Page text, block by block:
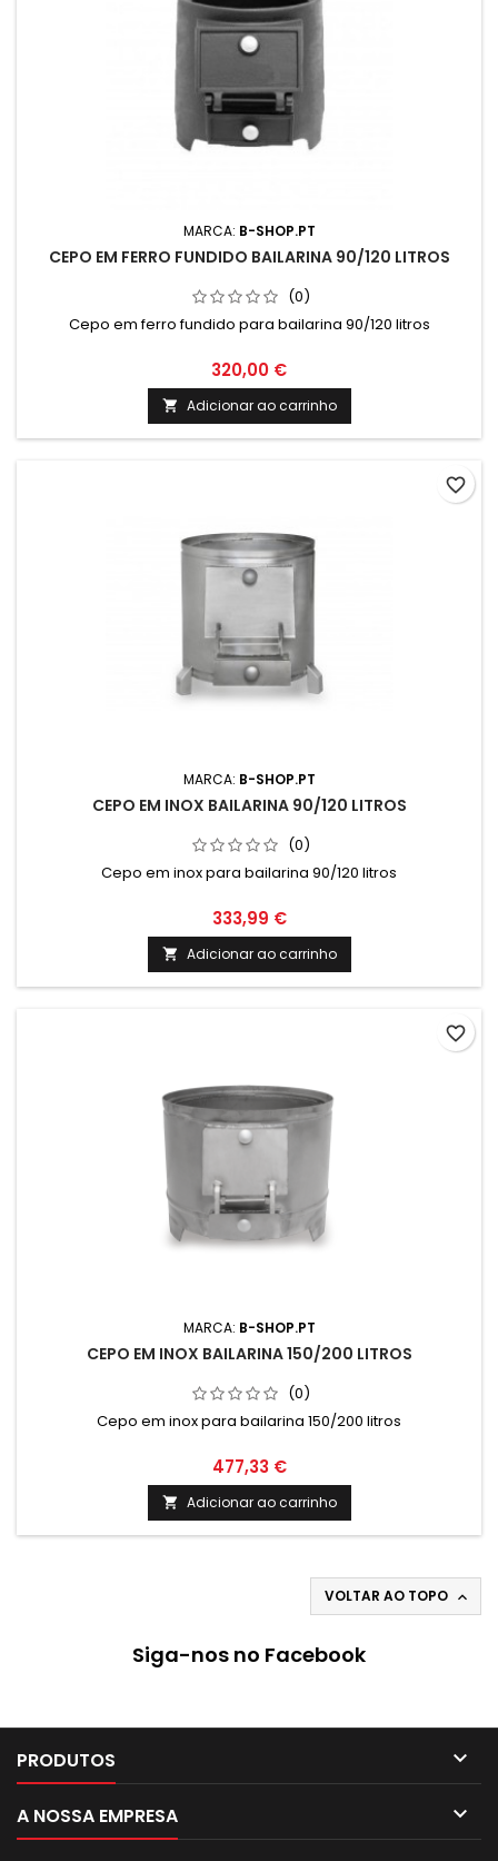
MARCA: B-SHOP.PT
CEPO EM FERRO FUNDIDO BAILARINA 90/120 LITROS
(0)
Cepo em ferro fundido para bailarina 90/120 litros
320,00 €
 Adicionar ao carrinho
MARCA: B-SHOP.PT
CEPO EM INOX BAILARINA 90/120 LITROS
(0)
Cepo em inox para bailarina 90/120 litros
333,99 €
 Adicionar ao carrinho
favorite_border
MARCA: B-SHOP.PT
CEPO EM INOX BAILARINA 150/200 LITROS
(0)
Cepo em inox para bailarina 150/200 litros
477,33 €
 Adicionar ao carrinho
favorite_border
VOLTAR AO TOPO 
Siga-nos no Facebook
PRODUTOS 
A NOSSA EMPRESA 